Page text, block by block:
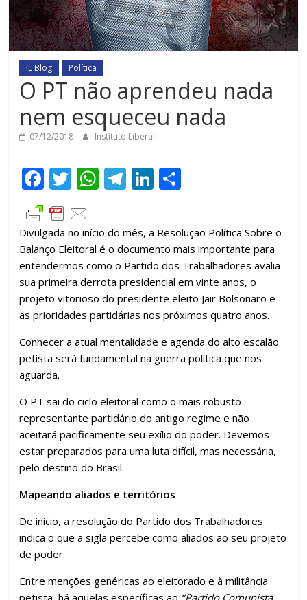
IL Blog Política
O PT não aprendeu nada
nem esqueceu nada
07/12/2018 Instituto Liberal
F
ac
e
b
o
o
k
T
w
itt
er
W
at
s
A
p
p
T
e
gr
a
m
Li
k
e
dI
n
m
p
ar
til
h
ar
Divulgada no início do mês, a Resolução Política Sobre o
Balanço Eleitoral é o documento mais importante para
entendermos como o Partido dos Trabalhadores avalia
sua primeira derrota presidencial em vinte anos, o
projeto vitorioso do presidente eleito Jair Bolsonaro e
as prioridades partidárias nos próximos quatro anos.
Conhecer a atual mentalidade e agenda do alto escalão
petista será fundamental na guerra política que nos
aguarda.
O PT sai do ciclo eleitoral como o mais robusto
representante partidário do antigo regime e não
aceitará pacificamente seu exílio do poder. Devemos
estar preparados para uma luta difícil, mas necessária,
pelo destino do Brasil.
Mapeando aliados e territórios
De início, a resolução do Partido dos Trabalhadores
indica o que a sigla percebe como aliados ao seu projeto
de poder.
Entre menções genéricas ao eleitorado e à militância